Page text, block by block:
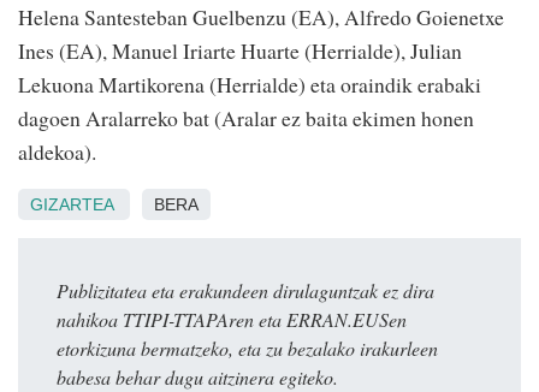
Helena Santesteban Guelbenzu (EA), Alfredo Goienetxe
Ines (EA), Manuel Iriarte Huarte (Herrialde), Julian
Lekuona Martikorena (Herrialde) eta oraindik erabaki
dagoen Aralarreko bat (Aralar ez baita ekimen honen
aldekoa).
GIZARTEA BERA
Publizitatea eta erakundeen dirulaguntzak ez dira
nahikoa TTIPI-TTAPAren eta ERRAN.EUSen
etorkizuna bermatzeko, eta zu bezalako irakurleen
babesa behar dugu aitzinera egiteko.